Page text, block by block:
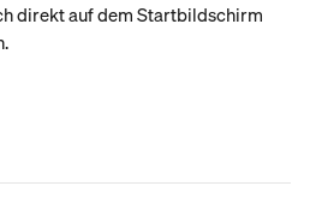
direkt auf dem Startbildschirm